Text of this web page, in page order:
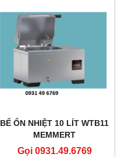
BỂ ỔN NHIỆT 10 LÍT WTB11
MEMMERT
Gọi 0931.49.6769